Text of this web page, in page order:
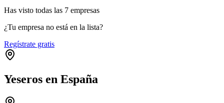
Has visto todas las 7 empresas
¿Tu empresa no está en la lista?
Regístrate gratis
Yeseros en España